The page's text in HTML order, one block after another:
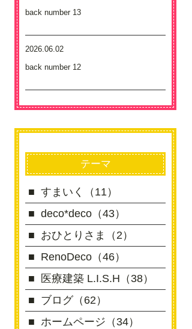
back number 13
2026.06.02
back number 12
テーマ
すまいく（11）
deco*deco（43）
おひとりさま（2）
RenoDeco（46）
医療建築 L.I.S.H（38）
ブログ（62）
ホームページ（34）